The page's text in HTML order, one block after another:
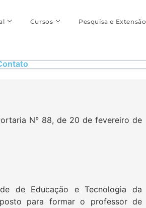
Cursos Pesquisa e Extensão
N° 88, de 20 de fevereiro de
de Educação e Tecnologia da
para formar o professor de